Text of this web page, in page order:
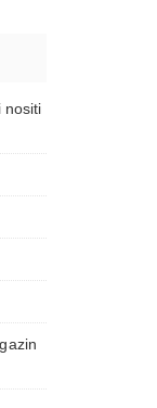
nositi